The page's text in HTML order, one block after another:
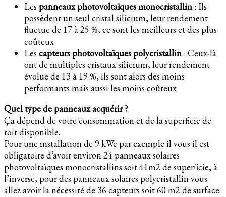
Les panneaux photovoltaïques monocristallin : Ils
possèdent un seul cristal silicium, leur rendement
fluctue de 17 à 25 %, ce sont les meilleurs et des plus
coûteux
Les capteurs photovoltaïques polycristallin : Ceux-là
ont de multiples cristaux silicium, leur rendement
évolue de 13 à 19 %, ils sont alors des moins
performants mais aussi les moins coûteux
Quel type de panneaux acquérir ?
Ça dépend de votre consommation et de la superficie de
toit disponible.
Pour une installation de 9 kWc par exemple il vous il est
obligatoire d’avoir environ 24 panneaux solaires
photovoltaïques monocristallins soit 41m2 de superficie, à
l’inverse, pour des panneaux solaires polycristallin vous
allez avoir la nécessité de 36 capteurs soit 60 m2 de surface.